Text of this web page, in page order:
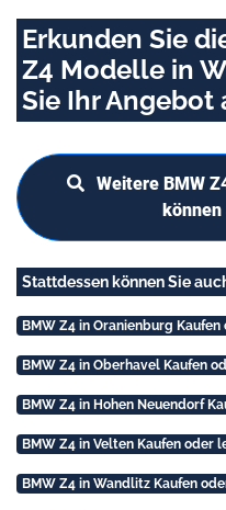
Erkunden Sie
Z4 Modelle in
Sie Ihr Angebot
Weitere BMW
Stattdessen können Sie
BMW Z4 in Oranienburg Kaufen
BMW Z4 in Oberhavel Kaufen
BMW Z4 in Hohen Neuendorf
BMW Z4 in Velten Kaufen oder
BMW Z4 in Wandlitz Kaufen